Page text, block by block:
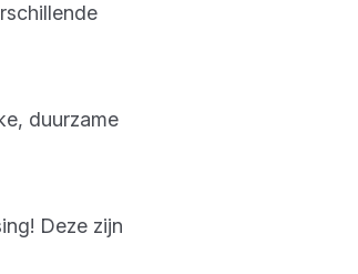
duurzame
Deze zijn